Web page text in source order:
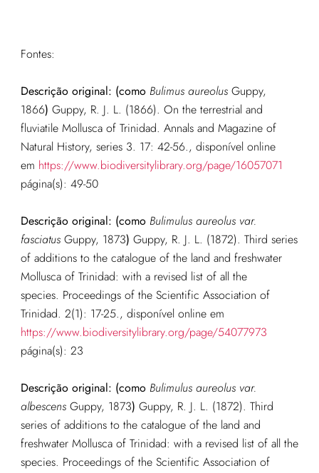
Fontes:
Descrição original: (como Bulimus aureolusGuppy,
1866) Guppy, R. J. L. (1866). On the terrestrial and
fluviatile Mollusca of Trinidad. Annals and Magazine of
Natural History, series 3. 17: 42-56., disponível online
em https://www.biodiversitylibrary.org/page/16057071
página(s): 49-50
Descrição original: (como Bulimulus aureolus var.
fasciatusGuppy, 1873) Guppy, R. J. L. (1872). Third series
of additions to the catalogue of the land and freshwater
Mollusca of Trinidad: with a revised list of all the
species. Proceedings of the Scientific Association of
Trinidad. 2(1): 17-25., disponível online em
https://www.biodiversitylibrary.org/page/54077973
página(s): 23
Descrição original: (como Bulimulus aureolus var.
albescensGuppy, 1873) Guppy, R. J. L. (1872). Third
series of additions to the catalogue of the land and
freshwater Mollusca of Trinidad: with a revised list of all the
species. Proceedings of the Scientific Association of